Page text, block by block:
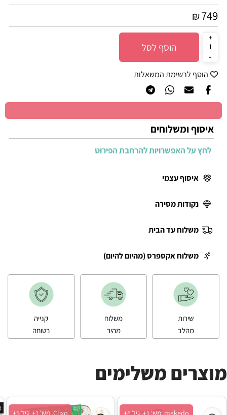
₪749
הוסף לסל
הוסף לרשימת המשאלות
איסוף ומשלוחים
לחץ על האפשרויות להרחבת הפירוט
איסוף עצמי
נקודות מסירה
משלוח עד הבית
משלוח אקספרס (מהיום להיום)
שירות
מהלב
משלוח
מהיר
קנייה
בטוחה
מוצרים משלימים
Clixo, מש' 1+, גיל 5+ makedo, מש' 1+, גיל 5+